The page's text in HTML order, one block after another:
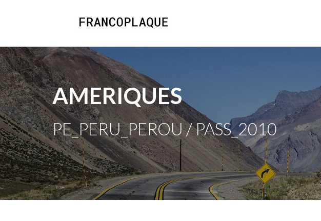
AMERIQUES
PE_PERU_PEROU / PASS_2010